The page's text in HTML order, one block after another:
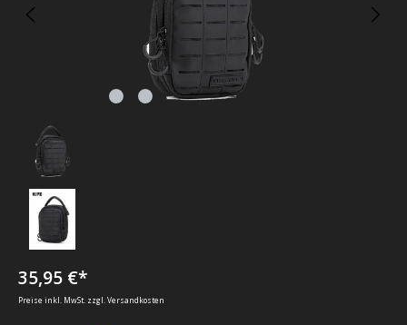
35,95 €*
Preise inkl. MwSt. zzgl. Versandkosten